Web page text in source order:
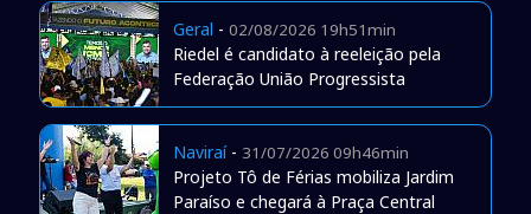
Geral - 02/08/2026 19h51min
Riedel é candidato à reeleição pela
Federação União Progressista
Naviraí- 31/07/2026 09h46min
Projeto Tô de Férias mobiliza Jardim
Paraíso e chegará à Praça Central